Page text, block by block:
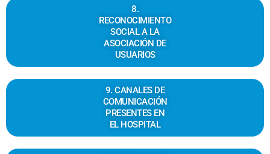
8.
RECONOCIMIENTO
SOCIAL A LA
ASOCIACIÓN DE
USUARIOS
9. CANALES DE
COMUNICACIÓN
PRESENTES EN
EL HOSPITAL